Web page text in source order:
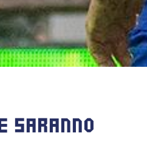
SARANNO